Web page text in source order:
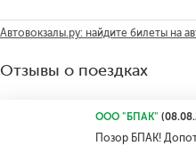
Автовокзалы.ру: найдите билеты на
Отзывы о поездках
ООО "БПАК"
Позор БПАК!